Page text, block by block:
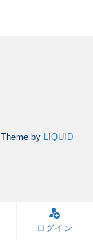
ログイン
Theme by LIQUID